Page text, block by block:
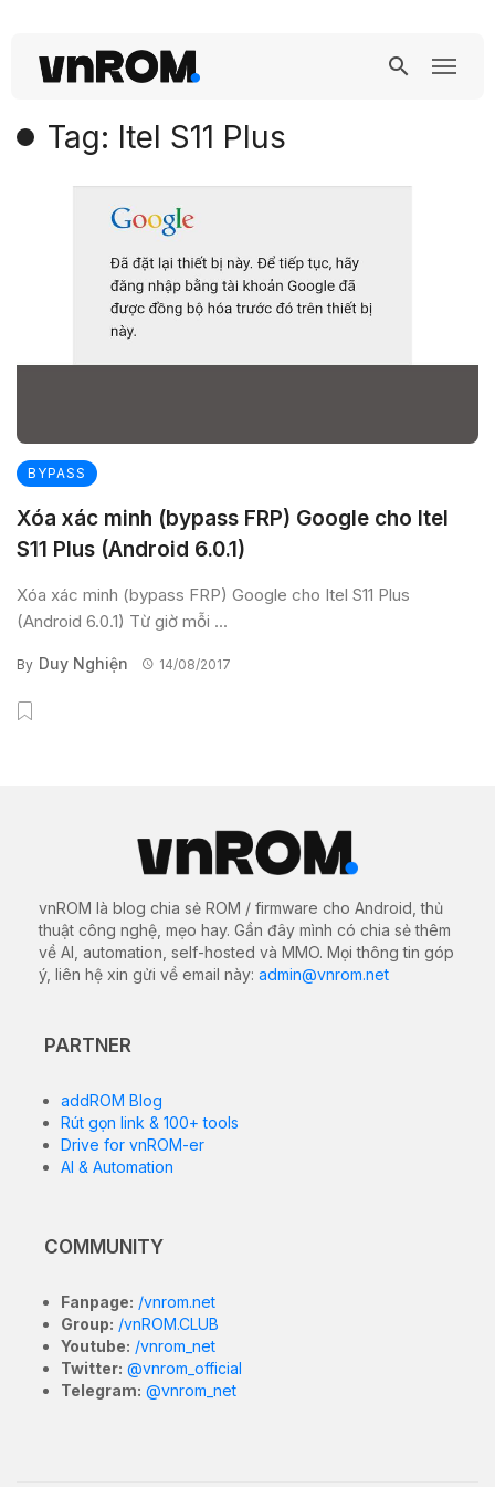
Tag: Itel S11 Plus
BYPASS
Xóa xác minh (bypass FRP) Google cho Itel
S11 Plus (Android 6.0.1)
Xóa xác minh (bypass FRP) Google cho Itel S11 Plus
(Android 6.0.1) Từ giờ mỗi ...
By Duy Nghiện 14/08/2017
vnROM là blog chia sẻ ROM / firmware cho Android, thủ
thuật công nghệ, mẹo hay. Gần đây mình có chia sẻ thêm
về AI, automation, self-hosted và MMO. Mọi thông tin góp
ý, liên hệ xin gửi về email này: admin@vnrom.net
PARTNER
addROM Blog
Rút gọn link & 100+ tools
Drive for vnROM-er
AI & Automation
COMMUNITY
Fanpage: /vnrom.net
Group: /vnROM.CLUB
Youtube: /vnrom_net
Twitter: @vnrom_official
Telegram: @vnrom_net